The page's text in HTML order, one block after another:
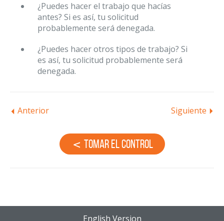
¿Puedes hacer el trabajo que hacías
antes? Si es así, tu solicitud
probablemente será denegada.
¿Puedes hacer otros tipos de trabajo? Si
es así, tu solicitud probablemente será
denegada.
Anterior Siguiente
Tomar el control
English Version